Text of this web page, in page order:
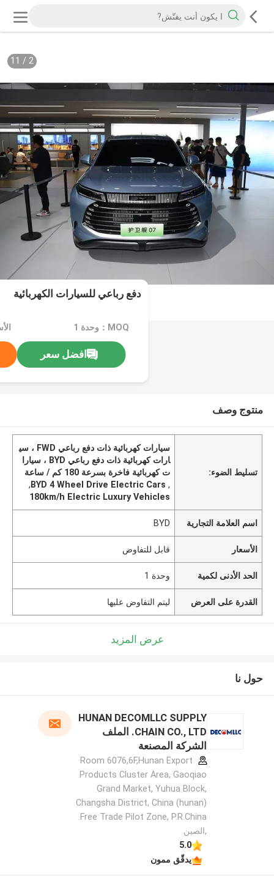
2
/
11
دفع رباعي للسيارات الكهربائية
MOQ：وحدة 1
افضل سعر
منتوج وصف
تسليط الضوء:
سيارات كهربائية ذات دفع رباعي FWD ، سي
ارات كهربائية ذات دفع رباعي BYD ، سيارا
ت كهربائية فاخرة بسرعة 180 كم / ساعة
,
BYD 4 Wheel Drive Electric Cars
,
180km/h Electric Luxury Vehicles
اسم العلامة التجارية BYD
الأسعار قابل للتفاوض
الحد الأدنى لكمية وحدة 1
القدرة على العرض ليتم التفاوض عليها
عرض المزيد
حول نا
HUNAN DECOMLLC SUPPLY
CHAIN CO., LTD. الملف
الشركة المصنعة
Room 6076,6F,Hunan Export
Products Cluster Area, Gaoqiao
Grand Market, Yuhua Block,
Changsha District, China (hunan)
,الصين
5.0
يدقّق ممون